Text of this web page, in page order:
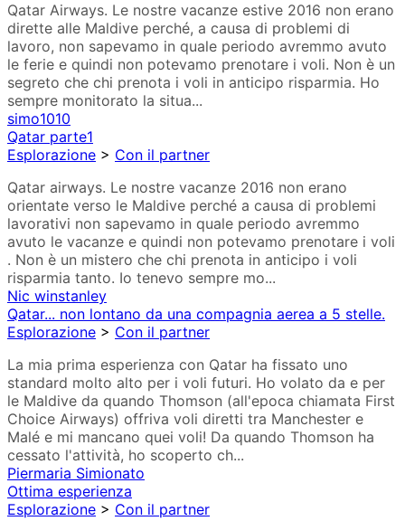
Qatar Airways. Le nostre vacanze estive 2016 non erano
dirette alle Maldive perché, a causa di problemi di
lavoro, non sapevamo in quale periodo avremmo avuto
le ferie e quindi non potevamo prenotare i voli. Non è un
segreto che chi prenota i voli in anticipo risparmia. Ho
sempre monitorato la situa...
simo1010
Qatar parte1
Esplorazione > Con il partner
Qatar airways. Le nostre vacanze 2016 non erano
orientate verso le Maldive perché a causa di problemi
lavorativi non sapevamo in quale periodo avremmo
avuto le vacanze e quindi non potevamo prenotare i voli
. Non è un mistero che chi prenota in anticipo i voli
risparmia tanto. Io tenevo sempre mo...
Nic winstanley
Qatar... non lontano da una compagnia aerea a 5 stelle.
Esplorazione > Con il partner
La mia prima esperienza con Qatar ha fissato uno
standard molto alto per i voli futuri. Ho volato da e per
le Maldive da quando Thomson (all'epoca chiamata First
Choice Airways) offriva voli diretti tra Manchester e
Malé e mi mancano quei voli! Da quando Thomson ha
cessato l'attività, ho scoperto ch...
Piermaria Simionato
Ottima esperienza
Esplorazione > Con il partner